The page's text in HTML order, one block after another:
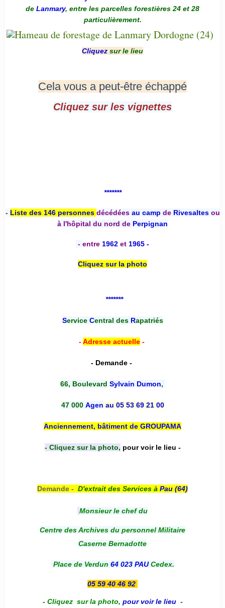
de Lanmary, entre les parcelles forestières 24 et 28
particulièrement.
Cliquez sur le lieu
Cela vous a peut-être échappé
Cliquez sur les vignettes
*******
- Liste des 146 personnes décédées au camp deRivesaltesou
à l'hôpital du nord de Perpignan
- entre 1962 et 1965 -
Cliquez sur la photo
*******
Service Central desRapatriés
-Adresse actuelle-
- Demande -
66, Boulevard Sylvain Dumon,
47 000 Agen au 05 53 69 21 00
Anciennement, bâtiment de GROUPAMA
- Cliquez sur la photo, pour voir le lieu -
Demande - D'extrait des Services à Pau (64)
Monsieur le chef du
Centre des Archives du personnel Militaire
Caserne Bernadotte
Place de Verdun 64 023 PAUCedex.
05 59 40 46 92
- Cliquez sur la photo, pour voir le lieu -